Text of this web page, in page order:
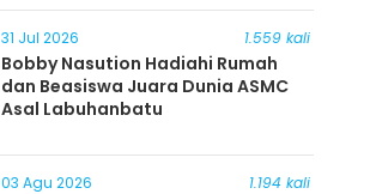
31 Jul 2026 1.559 kali
Bobby Nasution Hadiahi Rumah
dan Beasiswa Juara Dunia ASMC
Asal Labuhanbatu
03 Agu 2026 1.194 kali